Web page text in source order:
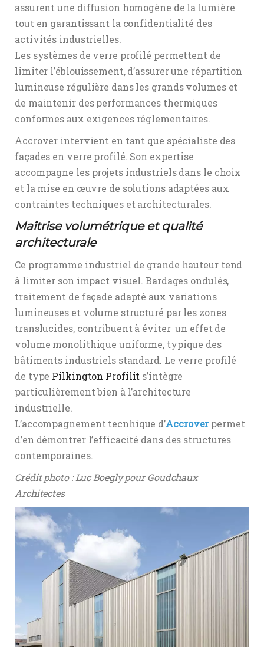
assurent une diffusion homogène de la lumière
tout en garantissant la confidentialité des
activités industrielles.
Les systèmes de verre profilé permettent de
limiter l’éblouissement, d’assurer une répartition
lumineuse régulière dans les grands volumes et
de maintenir des performances thermiques
conformes aux exigences réglementaires.
Accrover intervient en tant que spécialiste des
façades en verre profilé. Son expertise
accompagne les projets industriels dans le choix
et la mise en œuvre de solutions adaptées aux
contraintes techniques et architecturales.
Maîtrise volumétrique et qualité
architecturale
Ce programme industriel de grande hauteur tend
à limiter son impact visuel. Bardages ondulés,
traitement de façade adapté aux variations
lumineuses et volume structuré par les zones
translucides, contribuent à éviter un effet de
volume monolithique uniforme, typique des
bâtiments industriels standard. Le verre profilé
de type Pilkington Profilit s’intègre
particulièrement bien à l’architecture
industrielle.
L’accompagnement tecnhique d’Accroverpermet
d’en démontrer l’efficacité dans des structures
contemporaines.
Crédit photo: Luc Boegly pour Goudchaux
Architectes